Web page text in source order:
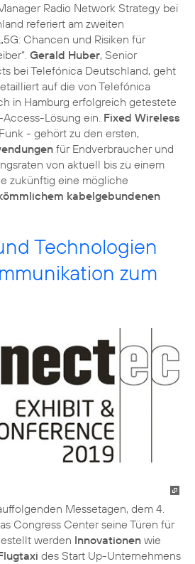
Radio Network Strategy bei
referiert am zweiten
Chancen und Risiken für
Gerald Huber, Senior
bei Telefónica Deutschland, geht
auf die von Telefónica
in Hamburg erfolgreich getestete
Lösung ein. Fixed Wireless
- gehört zu den ersten,
für Endverbraucher und
von aktuell bis zu einem
zukünftig eine mögliche
kabelgebundenen
Technologien
zum
Messetagen, dem 4.
Congress Center seine Türen für
werden Innovationen wie
des Start Up-Unternehmens